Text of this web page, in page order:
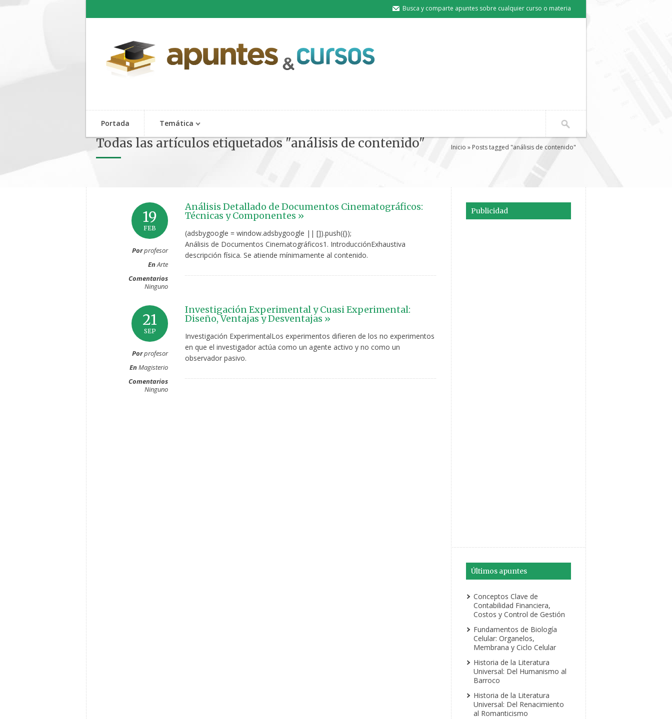
Busca y comparte apuntes sobre cualquier curso o materia
Portada Temática
Todas las artículos etiquetados "análisis de contenido" Inicio » Posts tagged "análisis de contenido"
19
FEB
Porprofesor
EnArte
Comentarios
Ninguno
Análisis Detallado de Documentos Cinematográficos:
Técnicas y Componentes »
(adsbygoogle = window.adsbygoogle || []).push({});
Análisis de Documentos Cinematográficos1. IntroducciónExhaustiva
descripción física. Se atiende mínimamente al contenido.
21
SEP
Porprofesor
EnMagisterio
Comentarios
Ninguno
Investigación Experimental y Cuasi Experimental:
Diseño, Ventajas y Desventajas »
Investigación ExperimentalLos experimentos difieren de los no experimentos
en que el investigador actúa como un agente activo y no como un
observador pasivo.
Publicidad
Últimos apuntes
Conceptos Clave de
Contabilidad Financiera,
Costos y Control de Gestión
Fundamentos de Biología
Celular: Organelos,
Membrana y Ciclo Celular
Historia de la Literatura
Universal: Del Humanismo al
Barroco
Historia de la Literatura
Universal: Del Renacimiento
al Romanticismo